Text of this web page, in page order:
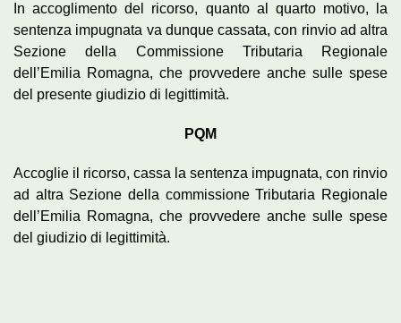
In accoglimento del ricorso, quanto al quarto motivo, la
sentenza impugnata va dunque cassata, con rinvio ad altra
Sezione della Commissione Tributaria Regionale
dell’Emilia Romagna, che provvedere anche sulle spese
del presente giudizio di legittimità.
PQM
Accoglie il ricorso, cassa la sentenza impugnata, con rinvio
ad altra Sezione della commissione Tributaria Regionale
dell’Emilia Romagna, che provvedere anche sulle spese
del giudizio di legittimità.